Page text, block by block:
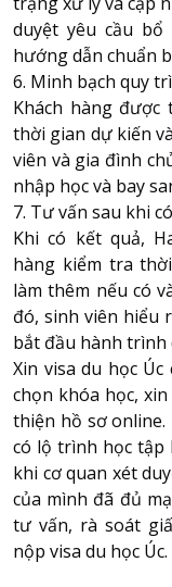
duyệt yêu cầu
hướng dẫn chuẩn
6. Minh bạch quy
Khách hàng
thời gian dự kiến
viên và gia đình
nhập học và bay
7. Tư vấn sau khi
Khi có kết quả,
hàng kiểm tra
làm thêm nếu có
đó, sinh viên hiểu
bắt đầu hành trình
Xin visa du học
chọn khóa học,
thiện hồ sơ
có lộ trình học tập
khi cơ quan xét
của mình đã đủ
tư vấn, rà soát
nộp visa du học Úc.